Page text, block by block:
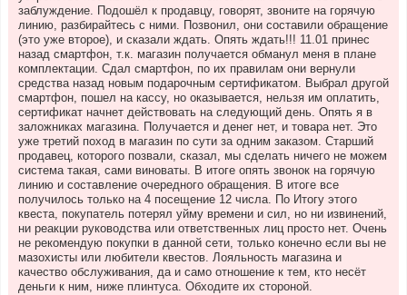
заблуждение. Подошёл к продавцу, говорят, звоните на горячую
линию, разбирайтесь с ними. Позвонил, они составили обращение
(это уже второе), и сказали ждать. Опять ждать!!! 11.01 принес
назад смартфон, т.к. магазин получается обманул меня в плане
комплектации. Сдал смартфон, по их правилам они вернули
средства назад новым подарочным сертификатом. Выбрал другой
смартфон, пошел на кассу, но оказывается, нельзя им оплатить,
сертификат начнет действовать на следующий день. Опять я в
заложниках магазина. Получается и денег нет, и товара нет. Это
уже третий поход в магазин по сути за одним заказом. Старший
продавец, которого позвали, сказал, мы сделать ничего не можем
система такая, сами виноваты. В итоге опять звонок на горячую
линию и составление очередного обращения. В итоге все
получилось только на 4 посещение 12 числа. По Итогу этого
квеста, покупатель потерял уйму времени и сил, но ни извинений,
ни реакции руководства или ответственных лиц просто нет. Очень
не рекомендую покупки в данной сети, только конечно если вы не
мазохисты или любители квестов. Лояльность магазина и
качество обслуживания, да и само отношение к тем, кто несёт
деньги к ним, ниже плинтуса. Обходите их стороной.